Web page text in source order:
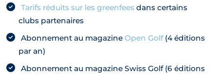
Tarifs réduits sur les greenfees dans certains
clubs partenaires
Abonnement au magazineOpen Golf(4 éditions
par an)
Abonnement au magazine Swiss Golf (6 éditions